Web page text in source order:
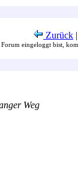
Zurück |
eingeloggt bist,
Weg